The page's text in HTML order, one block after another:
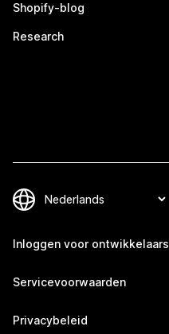
Shopify-blog
Research
Inloggen voor ontwikkelaars
Servicevoorwaarden
Privacybeleid